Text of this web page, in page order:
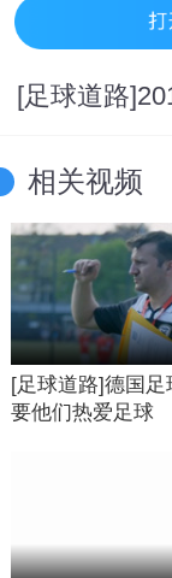
[足球道路
相关视频
[足球道路]德国足
要他们热爱足球